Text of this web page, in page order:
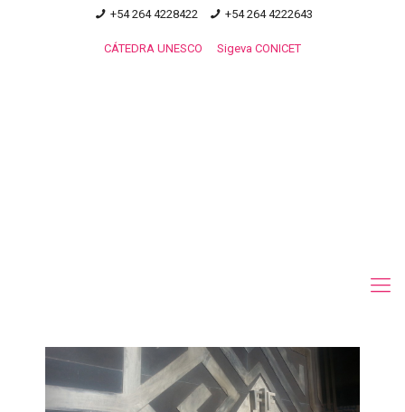
+54 264 4228422 +54 264 4222643
CÁTEDRA UNESCO Sigeva CONICET